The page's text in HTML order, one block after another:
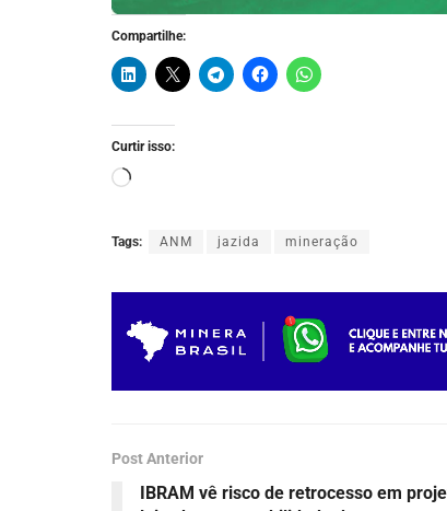
Compartilhe:
Curtir isso:
Tags: ANM jazida mineração
Post Anterior
IBRAM vê risco de retrocesso em